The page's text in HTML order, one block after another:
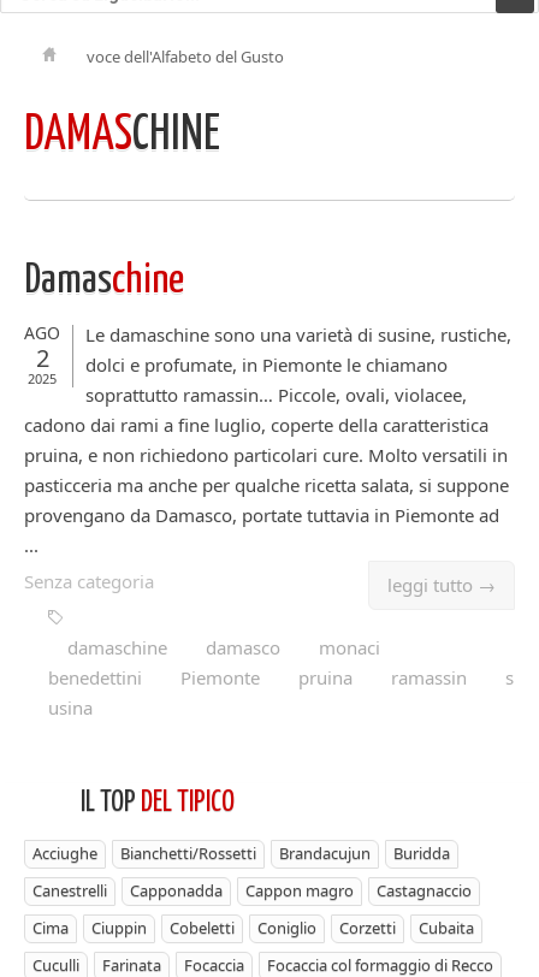
voce dell'Alfabeto del Gusto
DAMASCHINE
Damaschine
AGO
2
2025
Le damaschine sono una varietà di susine, rustiche,
dolci e profumate, in Piemonte le chiamano
soprattutto ramassin… Piccole, ovali, violacee,
cadono dai rami a fine luglio, coperte della caratteristica
pruina, e non richiedono particolari cure. Molto versatili in
pasticceria ma anche per qualche ricetta salata, si suppone
provengano da Damasco, portate tuttavia in Piemonte ad
...
leggi tutto →
Senza categoria
damaschine damasco
monaci
benedettini
Piemonte pruina ramassin
s
usina
IL TOP DEL TIPICO
Acciughe Bianchetti/Rossetti Brandacujun
Buridda
Canestrelli
Capponadda Cappon magro
Castagnaccio
Cima
Ciuppin Cobeletti Coniglio Corzetti
Cubaita
Cuculli
Farinata Focaccia
Focaccia col formaggio di Recco